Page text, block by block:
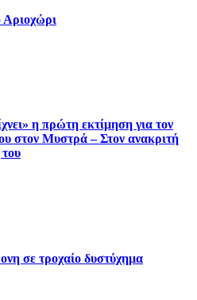
η πρώτη εκτίμηση για τον
στον Μυστρά – Στον ανακριτή
σε τροχαίο δυστύχημα